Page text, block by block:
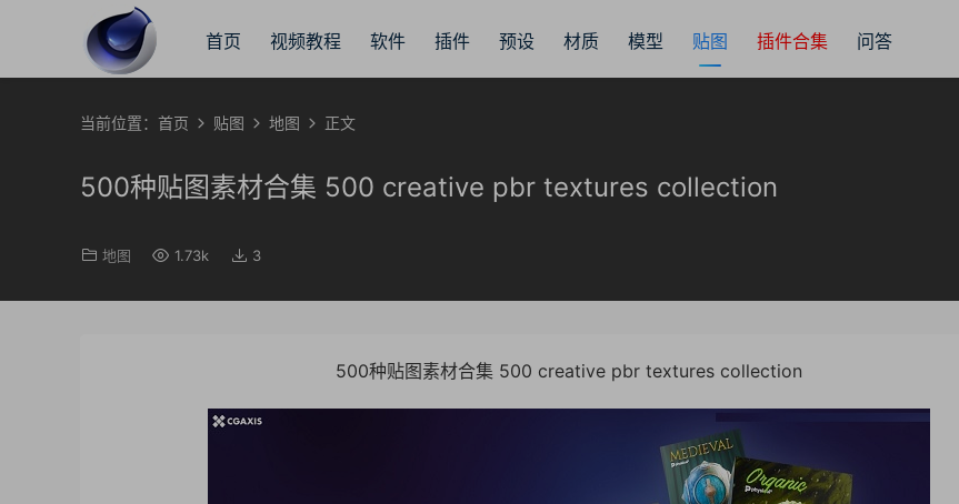
首页 视频教程 软件 插件 预设 材质 模型 贴图 插件合集 问答
当前位置： 首页 贴图 地图 正文
500种贴图素材合集 500 creative pbr textures collection
地图 1.73k 3
500种贴图素材合集 500 creative pbr textures collection